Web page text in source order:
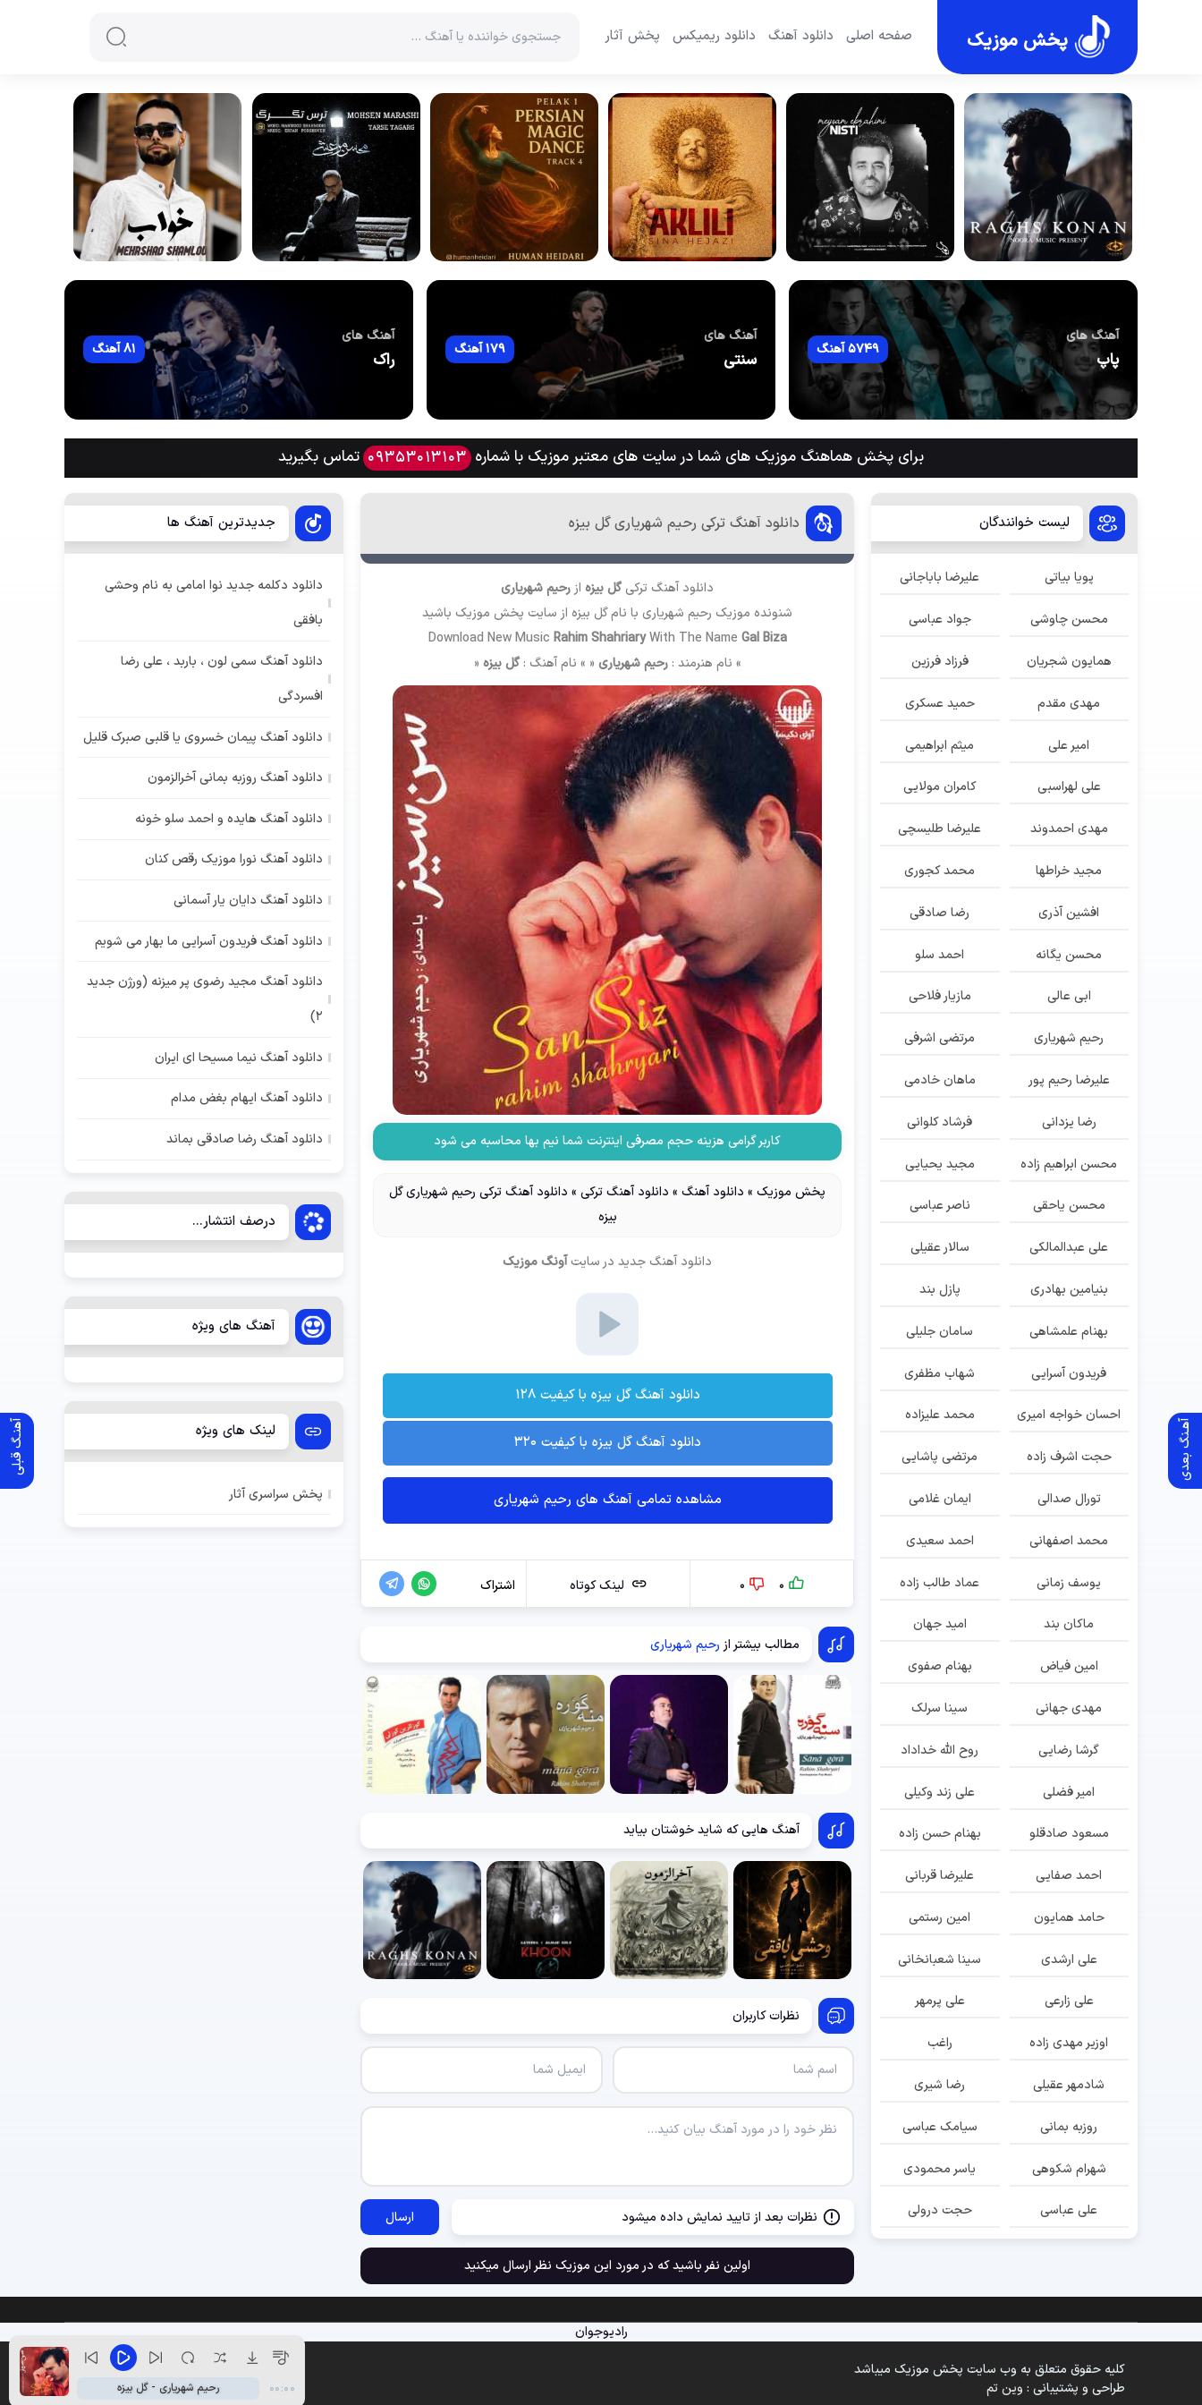
پخش موزیک صفحه اصلی دانلود آهنگ دانلود ریمیکس پخش آثار
آهنگ های
پاپ 5749 آهنگ
آهنگ های
سنتی 179 آهنگ
آهنگ های
راک 81 آهنگ
برای پخش هماهنگ موزیک های شما در سایت های معتبر موزیک با شماره 09353013103 تماس بگیرید
آهنـگ قبلی آهـنگ بعدی
دانلود آهنگ ترکی رحیم شهریاری گل بیزه
دانلود آهنگ ترکی گل بیزه از رحیم شهریاری
شنونده موزیک رحیم شهریاری با نام گل بیزه از سایت پخش موزیک باشید
Download New Music Rahim ShahriaryWith The Name Gal Biza
» نام هنرمند :رحیم شهریاری « » نام آهنگ :گل بیزه «
کاربر گرامی هزینه حجم مصرفی اینترنت شما نیم بها محاسبه می شود
پخش موزیک» دانلود آهنگ» دانلود آهنگ ترکی» دانلود آهنگ ترکی رحیم شهریاری گل
بیزه
دانلود آهنگ جدیددر سایت آونگ موزیک
دانلود آهنگ گل بیزه با کیفیت ۱۲۸
دانلود آهنگ گل بیزه با کیفیت ۳۲۰
مشاهده تمامی آهنگ های رحیم شهریاری
0
0 لینک کوتاه اشتراک
مطالب بیشتر از رحیم شهریاری
آهنگ هایی که شاید خوشتان بیاید
نظرات کاربران
نظرات بعد از تایید نمایش داده میشود ارسال
اولین نفر باشید که در مورد این موزیک نظر ارسال میکنید
لیست خوانندگان
پویا بیاتی علیرضا باباجانی
محسن چاوشی جواد عباسی
همایون شجریان فرزاد فرزین
مهدی مقدم حمید عسکری
امیر علی میثم ابراهیمی
علی لهراسبی کامران مولایی
مهدی احمدوند علیرضا طلیسچی
مجید خراطها محمد کجوری
افشین آذری رضا صادقی
محسن یگانه احمد سلو
ابی عالی مازیار فلاحی
رحیم شهریاری مرتضی اشرفی
علیرضا رحیم پور ماهان خادمی
رضا یزدانی فرشاد کلوانی
محسن ابراهیم زاده مجید یحیایی
محسن یاحقی ناصر عباسی
علی عبدالمالکی سالار عقیلی
بنیامین بهادری پازل بند
بهنام علمشاهی سامان جلیلی
فریدون آسرایی شهاب مظفری
احسان خواجه امیری محمد علیزاده
حجت اشرف زاده مرتضی پاشایی
تورال صدالی ایمان غلامی
محمد اصفهانی احمد سعیدی
یوسف زمانی عماد طالب زاده
ماکان بند امید جهان
امین فیاض بهنام صفوی
مهدی جهانی سینا سرلک
گرشا رضایی روح الله خداداد
امیر فضلی علی زند وکیلی
مسعود صادقلو بهنام حسن زاده
احمد صفایی علیرضا قربانی
حامد همایون امین رستمی
علی ارشدی سینا شعبانخانی
علی زارعی علی پرمهر
اوزیر مهدی زاده راغب
شادمهر عقیلی رضا شیری
روزبه بمانی سیامک عباسی
شهرام شکوهی یاسر محمودی
علی عباسی حجت درولی
جدیدترین آهنگ ها
دانلود دکلمه جدید نوا امامی به نام وحشی
بافقی
دانلود آهنگ سمی لون ، باربد ، علی رضا
افسردگی
دانلود آهنگ پیمان خسروی یا قلبی صبرک قلیل
دانلود آهنگ روزبه بمانی آخرالزمون
دانلود آهنگ هایده و احمد سلو خونه
دانلود آهنگ نورا موزیک رقص کنان
دانلود آهنگ دایان یار آسمانی
دانلود آهنگ فریدون آسرایی ما بهار می شویم
دانلود آهنگ مجید رضوی پر میزنه (ورژن جدید
2)
دانلود آهنگ نیما مسیحا ای ایران
دانلود آهنگ ایهام بغض مدام
دانلود آهنگ رضا صادقی بماند
درصف انتشار...
آهنگ های ویژه
لینک های ویژه
پخش سراسری آثار
رادیوجوان
کلیه حقوق متعلق به وب سایت پخش موزیک میباشد
طراحی و پشتیبانی : وین تم رحیم شهریاری - گل بیزه 00:00